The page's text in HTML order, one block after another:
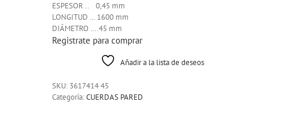
ESPESOR .. 0,45 mm
LONGITUD … 1600 mm
DIÁMETRO ….45 mm
Registrate para comprar
Añadir a la lista de deseos
SKU: 3617414 45
Categoría:CUERDAS PARED